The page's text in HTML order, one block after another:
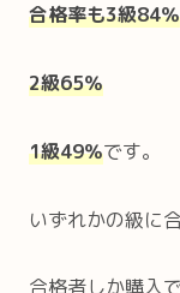
合格率も3級84％
2級65％
1級49％です。
いずれかの級に
合格者しか購入